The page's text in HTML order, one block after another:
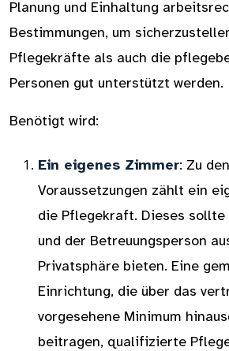
Planung und Einhaltung
Bestimmungen, um
Pflegekräfte als auch die
Personen gut unterstützt werden.
Benötigt wird:
Ein eigenes Zimmer: Zu
Voraussetzungen zählt ein
die Pflegekraft. Dieses
und der Betreuungsperson
Privatsphäre bieten. Eine
Einrichtung, die über das
vorgesehene Minimum
beitragen, qualifizierte